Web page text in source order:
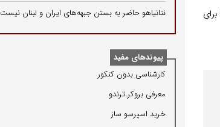
نتانیاهو حاضر به بستن جبهه‌های ایران و لبنان نیست
پیوندهای مفید
كارشناسی بدون كنكور
معرفی بروكر ترندو
خرید اسپرسو ساز